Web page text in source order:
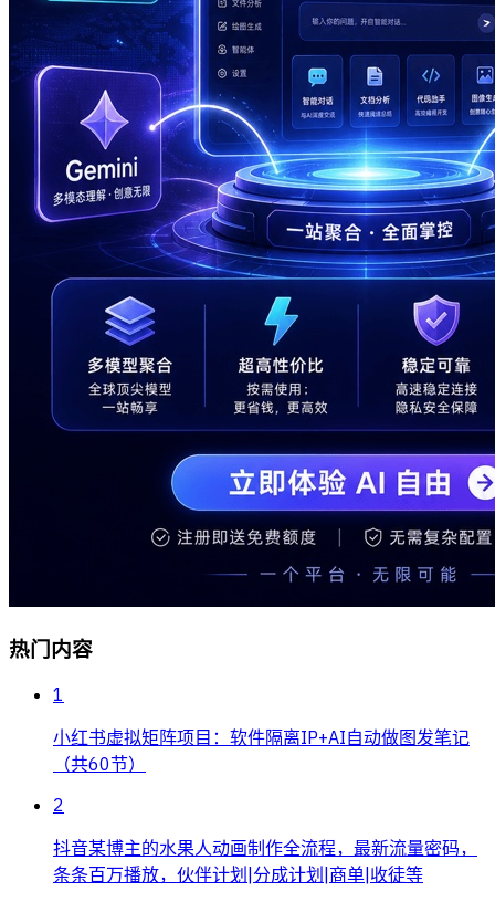
热门内容
1
小红书虚拟矩阵项目：软件隔离IP+AI自动做图发笔记
（共60节）
2
抖音某博主的水果人动画制作全流程，最新流量密码，
条条百万播放，伙伴计划|分成计划|商单|收徒等